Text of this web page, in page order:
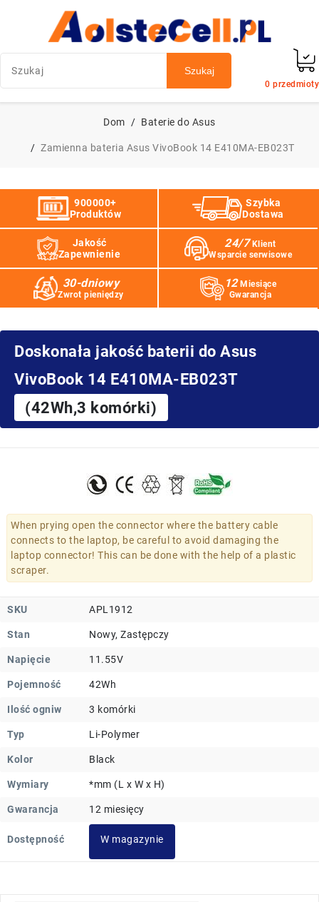
Szukaj
0 przedmioty
Dom Baterie do Asus
Zamienna bateria Asus VivoBook 14 E410MA-EB023T
900000+
Produktów
Szybka
Dostawa
Jakość
Zapewnienie
24/7 Klient
Wsparcie serwisowe
30-dniowy
Zwrot pieniędzy
12 Miesiące
Gwarancja
Doskonała jakość baterii do Asus
VivoBook 14 E410MA-EB023T
(42Wh,3 komórki)
When prying open the connector where the battery cable
connects to the laptop, be careful to avoid damaging the
laptop connector! This can be done with the help of a plastic
scraper.
SKU APL1912
Stan Nowy, Zastępczy
Napięcie 11.55V
Pojemność 42Wh
Ilość ogniw 3 komórki
Typ Li-Polymer
Kolor Black
Wymiary *mm (L x W x H)
Gwarancja 12 miesięcy
Dostępność W magazynie